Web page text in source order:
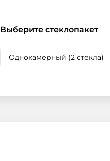
Выберите стеклопакет
Однокамерный (2 стекла)